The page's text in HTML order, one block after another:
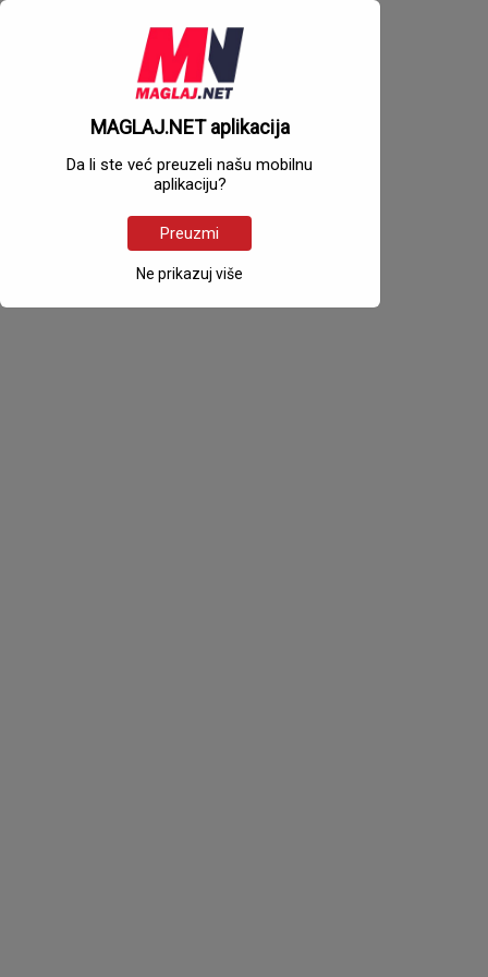
MAGLAJ.NET aplikacija
Da li ste već preuzeli našu mobilnu
aplikaciju?
Preuzmi
Ne prikazuj više